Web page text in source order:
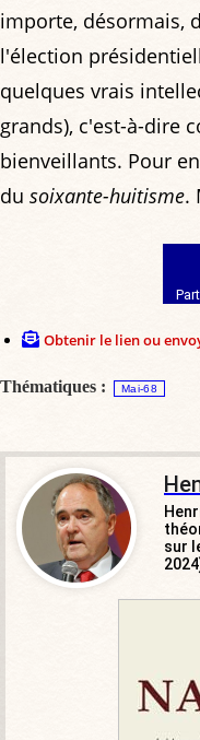
importe, désormais,
l'élection
quelques vrais
grands), c'est-à-dire
bienveillants. Pour
du soixante-huitisme.
Obtenir le lien ou
Thématiques : Mai-68
sur